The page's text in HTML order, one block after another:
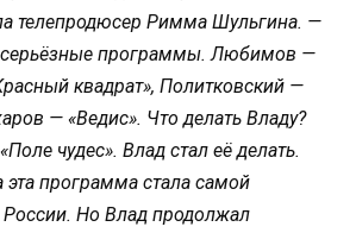
телепродюсер Римма Шульгина. —
серьёзные программы. Любимов —
квадрат», Политковский —
— «Ведис». Что делать Владу?
чудес». Влад стал её делать.
эта программа стала самой
Но Влад продолжал